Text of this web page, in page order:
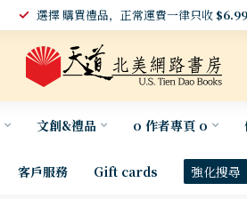
選擇 購買禮品，正常運費一律只收 $6.99
文創&禮品 o 作者專頁 o
客戶服務 Gift cards 強化搜尋